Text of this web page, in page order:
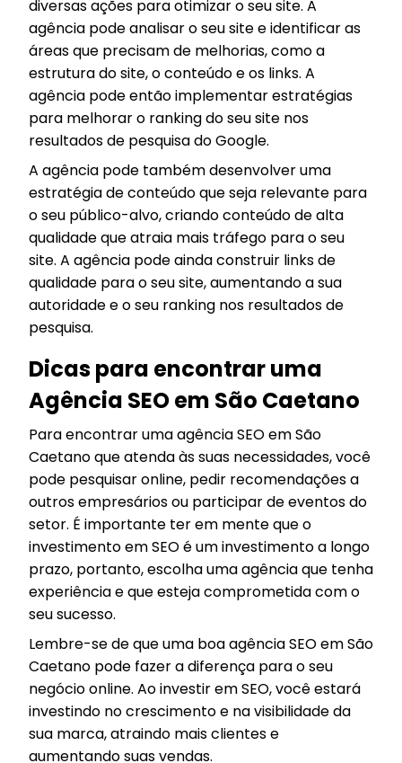
diversas ações para otimizar o seu site. A
agência pode analisar o seu site e identificar as
áreas que precisam de melhorias, como a
estrutura do site, o conteúdo e os links. A
agência pode então implementar estratégias
para melhorar o ranking do seu site nos
resultados de pesquisa do Google.
A agência pode também desenvolver uma
estratégia de conteúdo que seja relevante para
o seu público-alvo, criando conteúdo de alta
qualidade que atraia mais tráfego para o seu
site. A agência pode ainda construir links de
qualidade para o seu site, aumentando a sua
autoridade e o seu ranking nos resultados de
pesquisa.
Dicas para encontrar uma
Agência SEO em São Caetano
Para encontrar uma agência SEO em São
Caetano que atenda às suas necessidades, você
pode pesquisar online, pedir recomendações a
outros empresários ou participar de eventos do
setor. É importante ter em mente que o
investimento em SEO é um investimento a longo
prazo, portanto, escolha uma agência que tenha
experiência e que esteja comprometida com o
seu sucesso.
Lembre-se de que uma boa agência SEO em São
Caetano pode fazer a diferença para o seu
negócio online. Ao investir em SEO, você estará
investindo no crescimento e na visibilidade da
sua marca, atraindo mais clientes e
aumentando suas vendas.